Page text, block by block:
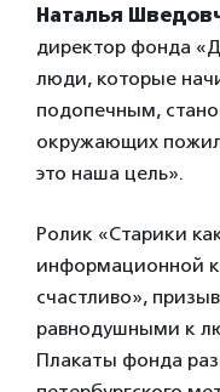
Наталья
директор фонда
люди, которые
подопечным,
окружающих
это наша цель».
Ролик «Старики
информационной
счастливо»,
равнодушными к
Плакаты фонда